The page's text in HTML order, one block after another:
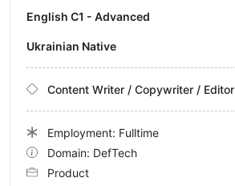
English C1 - Advanced
Ukrainian Native
Content Writer / Copywriter / Editor
Employment: Fulltime
Domain: DefTech
Product